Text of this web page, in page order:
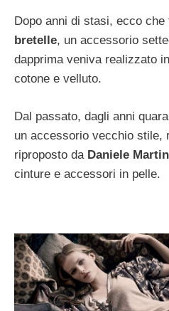
Dopo anni di stasi, ecco che
bretelle, un accessorio
dapprima veniva realizzato
cotone e velluto.
Dal passato, dagli anni
un accessorio vecchio stile,
riproposto da Daniele
cinture e accessori in pelle.